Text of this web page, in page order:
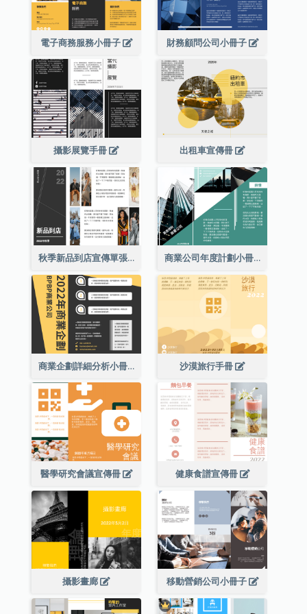
電子商務服務小冊子 財務顧問公司小冊子
攝影展覽手冊 出租車宣傳冊
秋季新品到店宣傳單張(附圖) 商業公司年度計劃小冊子
商業企劃詳細分析小冊子 沙漠旅行手冊
醫學研究會議宣傳冊 健康食譜宣傳冊
攝影畫廊 移動營銷公司小冊子